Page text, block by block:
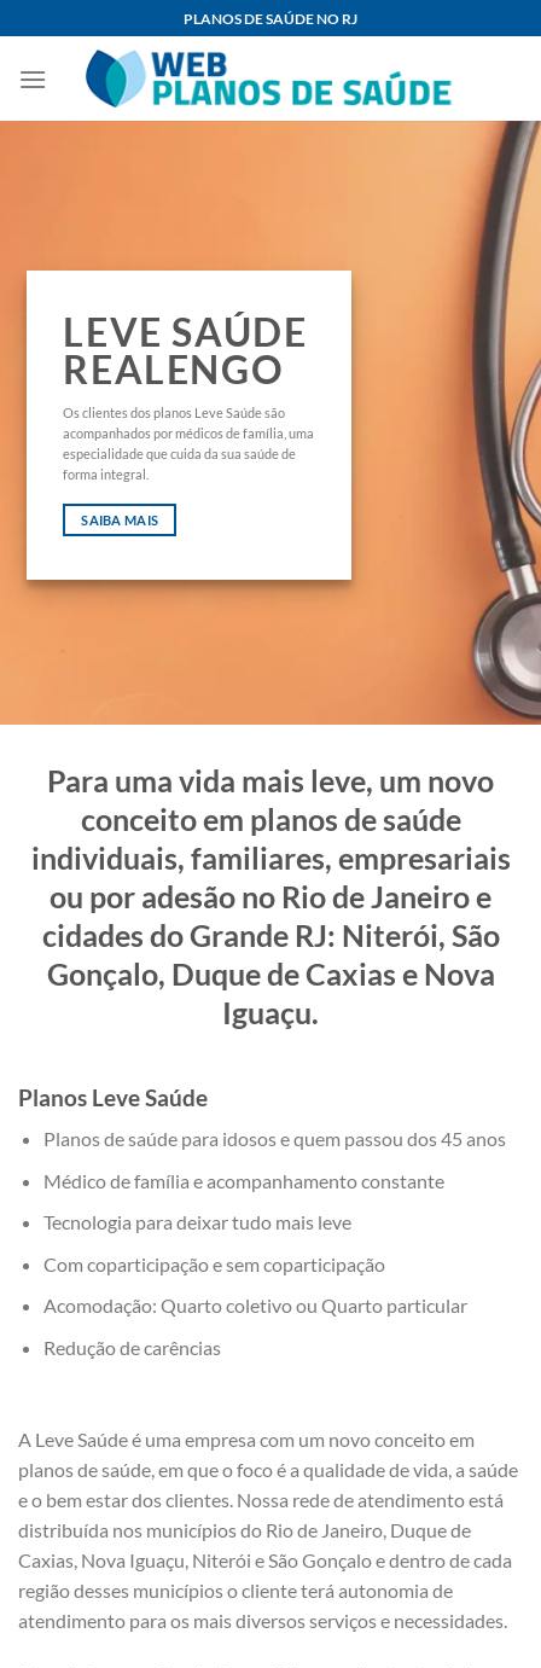
content
PLANOS DE SAÚDE NO RJ
LEVE SAÚDE
REALENGO
Os clientes dos planos Leve Saúde são
acompanhados por médicos de família, uma
especialidade que cuida da sua saúde de
forma integral.
SAIBA MAIS
Para uma vida mais leve, um novo
conceito em planos de saúde
individuais, familiares, empresariais
ou por adesão no Rio de Janeiro e
cidades do Grande RJ: Niterói, São
Gonçalo, Duque de Caxias e Nova
Iguaçu.
Planos Leve Saúde
Planos de saúde para idosos e quem passou dos 45 anos
Médico de família e acompanhamento constante
Tecnologia para deixar tudo mais leve
Com coparticipação e sem coparticipação
Acomodação: Quarto coletivo ou Quarto particular
Redução de carências
A Leve Saúde é uma empresa com um novo conceito em
planos de saúde, em que o foco é a qualidade de vida, a saúde
e o bem estar dos clientes. Nossa rede de atendimento está
distribuída nos municípios do Rio de Janeiro, Duque de
Caxias, Nova Iguaçu, Niterói e São Gonçalo e dentro de cada
região desses municípios o cliente terá autonomia de
atendimento para os mais diversos serviços e necessidades.